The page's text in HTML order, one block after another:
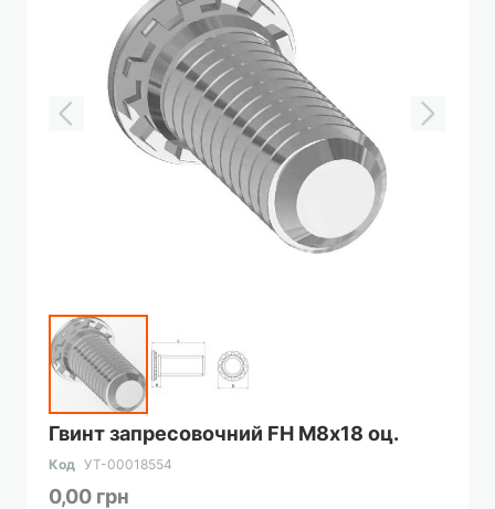
Гвинт запресовочний FH М8х18 оц.
Код УТ-00018554
0,00 грн
Перейти
до
початку
зображень